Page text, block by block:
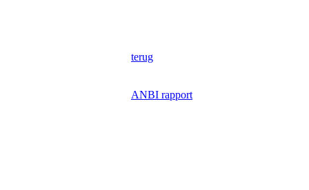
terug
ANBI rapport